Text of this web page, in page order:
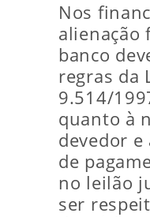
Nos
alienação
banco
regras da
9.514/
quanto à
devedor
de
no leilão
ser